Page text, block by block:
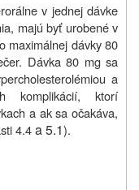
v jednej dávke
majú byť urobené v
maximálnej dávky 80
Dávka 80 mg sa
a
komplikácií, ktorí
a ak sa očakáva,
4.4a 5.1).